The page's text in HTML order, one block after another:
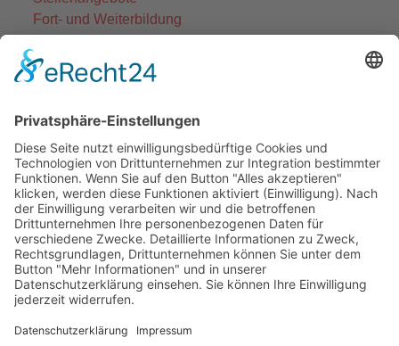
Fort- und Weiterbildung
Themenfelder
Einrichtungen
Ortsvereine
Projekte
Struktur AWO Potsdam
AWO vor Ort
Wer wir sind
Governance & Compliance
Hilfe & Service
Anmelden